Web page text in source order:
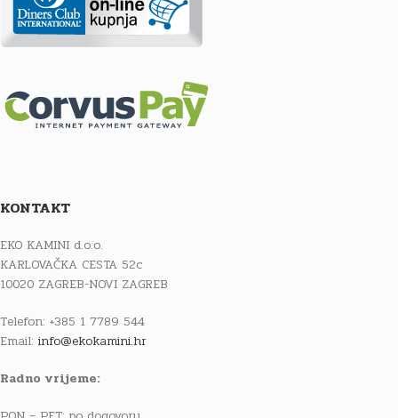
KONTAKT
EKO KAMINI d.o.o.
KARLOVAČKA CESTA 52c
10020 ZAGREB-NOVI ZAGREB
Telefon: +385 1 7789 544
Email: info@ekokamini.hr
Radno vrijeme: